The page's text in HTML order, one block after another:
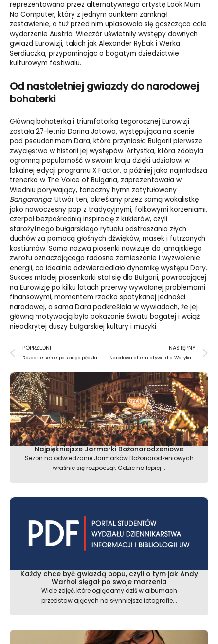
reprezentowana przez alternatywnego artystę Look Mum
No Computer, który z jednym punktem zamknął
zestawienie, a tuż przed nim uplasowała się goszcząca całe
wydarzenie Austria. Wieczór uświetniły występy dawnych
gwiazd Eurowizji, takich jak Alexander Rybak i Werka
Serdiuczka, przypominając o bogatym dziedzictwie
kulturowym festiwalu.
Od nastoletniej gwiazdy do narodowej
bohaterki
Główną bohaterką i triumfatorką tegorocznej Eurowizji
została 27-letnia Darina Jotowa, występująca na scenie
pod pseudonimem Dara, która przyniosła Bułgarii pierwsze
zwycięstwo w historii jej występów. Artystka, która zdobyła
ogromną popularność w swoim kraju dzięki udziałowi w
lokalnej edycji programu X Factor, a później jako najmłodsza
trenerka w The Voice of Bulgaria, zaprezentowała w
Wiedniu porywający, taneczny hymn zatytułowany
Bangaranga. Utwór ten, określany przez samą wokalistkę
jako nowoczesny pop z tradycyjnymi, folkowymi korzeniami,
czerpał bezpośrednią inspirację z kukierów, czyli
starożytnego bułgarskiego rytuału odstraszania złych
duchów za pomocą głośnych dźwięków, masek i futrzanych
kostiumów. Sama nazwa piosenki nawizuje do jamajskiego
zwrotu oznaczającego radosne zamieszanie i wyzwolenie
energii, co idealnie odzwierciedlało dynamikę występu Dary.
Sukces młodej piosenkarki stał się dla Bułgarii, powracającej
na Eurowizję po kilku latach przerwy wywołanej problemami
finansowymi, momentem rzadko spotykanej jedności
narodowej, a sama Dara podkreślała w wywiadach, że jej
główną motywacją było pokazanie światu bogatej i wciąż
nieodkrytej duszy bułgarskiej kultury i muzyki.
Prev
POPRZEDNI
Rozdarte serce polskiego pędzla
NASTĘPNY
Narodowa alternjatywa dla Watykanu
Najpiękniejsze Jarmarki Bożonarodzeniowe
Sezon na odwiedzanie Jarmarków Bożonarodzeniowych
właśnie się rozpoczął. Gdzie najlepiej...
Każdy chce być gwiazdą popu, czyli o tym jak Andy
Warhol sięgał po swoje marzenia
Wiele zdjęć, które oglądamy dziś w albumach
przedstawiających najsłynniejsze fotografie...